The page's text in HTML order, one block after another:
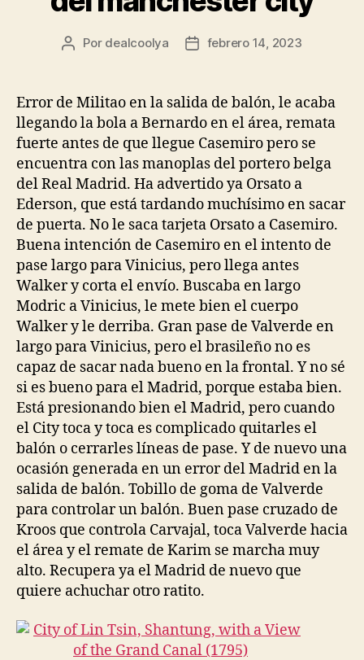
Autor
entrada
Por dealcoolya
Fecha
entrada
febrero 14, 2023
Error de Militao en la salida de balón, le acaba
llegando la bola a Bernardo en el área, remata
fuerte antes de que llegue Casemiro pero se
encuentra con las manoplas del portero belga
del Real Madrid. Ha advertido ya Orsato a
Ederson, que está tardando muchísimo en sacar
de puerta. No le saca tarjeta Orsato a Casemiro.
Buena intención de Casemiro en el intento de
pase largo para Vinicius, pero llega antes
Walker y corta el envío. Buscaba en largo
Modric a Vinicius, le mete bien el cuerpo
Walker y le derriba. Gran pase de Valverde en
largo para Vinicius, pero el brasileño no es
capaz de sacar nada bueno en la frontal. Y no sé
si es bueno para el Madrid, porque estaba bien.
Está presionando bien el Madrid, pero cuando
el City toca y toca es complicado quitarles el
balón o cerrarles líneas de pase. Y de nuevo una
ocasión generada en un error del Madrid en la
salida de balón. Tobillo de goma de Valverde
para controlar un balón. Buen pase cruzado de
Kroos que controla Carvajal, toca Valverde hacia
el área y el remate de Karim se marcha muy
alto. Recupera ya el Madrid de nuevo que
quiere achuchar otro ratito.